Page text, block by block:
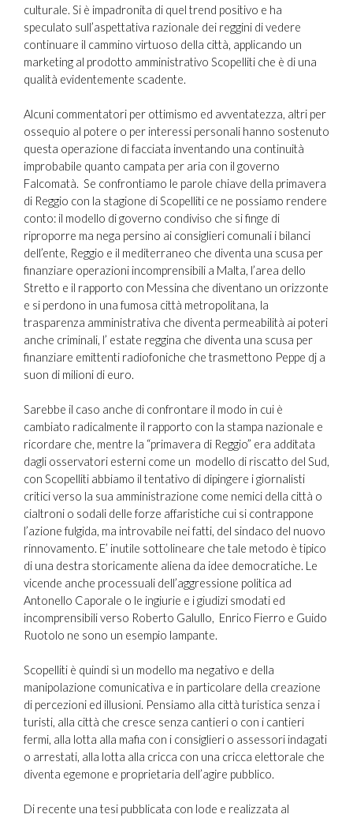
culturale. Si è impadronita di quel trend positivo e ha
speculato sull’aspettativa razionale dei reggini di vedere
continuare il cammino virtuoso della città, applicando un
marketing al prodotto amministrativo Scopelliti che è di una
qualità evidentemente scadente.
Alcuni commentatori per ottimismo ed avventatezza, altri per
ossequio al potere o per interessi personali hanno sostenuto
questa operazione di facciata inventando una continuità
improbabile quanto campata per aria con il governo
Falcomatà. Se confrontiamo le parole chiave della primavera
di Reggio con la stagione di Scopelliti ce ne possiamo rendere
conto: il modello di governo condiviso che si finge di
riproporre ma nega persino ai consiglieri comunali i bilanci
dell’ente, Reggio e il mediterraneo che diventa una scusa per
finanziare operazioni incomprensibili a Malta, l’area dello
Stretto e il rapporto con Messina che diventano un orizzonte
e si perdono in una fumosa città metropolitana, la
trasparenza amministrativa che diventa permeabilità ai poteri
anche criminali, l’ estate reggina che diventa una scusa per
finanziare emittenti radiofoniche che trasmettono Peppe dj a
suon di milioni di euro.
Sarebbe il caso anche di confrontare il modo in cui è
cambiato radicalmente il rapporto con la stampa nazionale e
ricordare che, mentre la “primavera di Reggio” era additata
dagli osservatori esterni come un modello di riscatto del Sud,
con Scopelliti abbiamo il tentativo di dipingere i giornalisti
critici verso la sua amministrazione come nemici della città o
cialtroni o sodali delle forze affaristiche cui si contrappone
l’azione fulgida, ma introvabile nei fatti, del sindaco del nuovo
rinnovamento. E’ inutile sottolineare che tale metodo è tipico
di una destra storicamente aliena da idee democratiche. Le
vicende anche processuali dell’aggressione politica ad
Antonello Caporale o le ingiurie e i giudizi smodati ed
incomprensibili verso Roberto Galullo, Enrico Fierro e Guido
Ruotolo ne sono un esempio lampante.
Scopelliti è quindi sì un modello ma negativo e della
manipolazione comunicativa e in particolare della creazione
di percezioni ed illusioni. Pensiamo alla città turistica senza i
turisti, alla città che cresce senza cantieri o con i cantieri
fermi, alla lotta alla mafia con i consiglieri o assessori indagati
o arrestati, alla lotta alla cricca con una cricca elettorale che
diventa egemone e proprietaria dell’agire pubblico.
Di recente una tesi pubblicata con lode e realizzata al